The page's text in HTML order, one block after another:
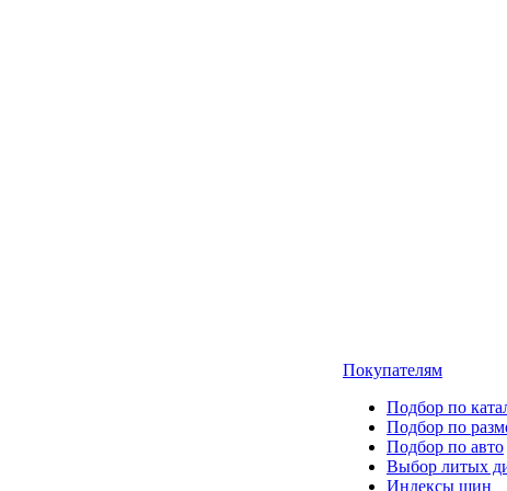
Покупателям
Подбор по
Подбор по
Подбор по авто
Выбор литых
Индексы шин